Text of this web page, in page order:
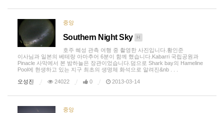
중앙
Southern Night Sky H
호주 혜성 관측 여행 중 촬영한 사진입니다.황인준
이사님과 일본의 베테랑 아마추어 6분이 함께 했습니다.Kabarri 국립공원과
Pinacle 사막에서 본 밤하늘은 장관이었습니다.덤으로 Shark bay의 Hameline
Pool에 현생하고 있는 지구 최초의 생명체 화석으로 알려진&nb . . .
오성진
24022 0 2013-03-14
중앙